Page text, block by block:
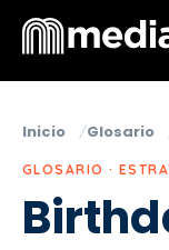
Inicio Glosario
GLOSARIO ·